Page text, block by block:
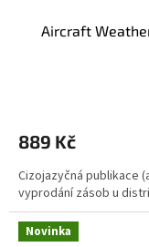
Aircraft
889 Kč
Cizojazyčná publikace
vyprodání zásob u
Novinka